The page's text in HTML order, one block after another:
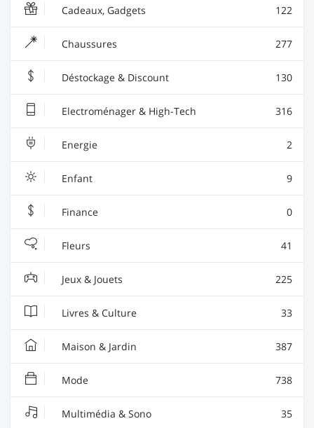
Cadeaux, Gadgets 122
Chaussures 277
Déstockage & Discount 130
Electroménager & High-Tech 316
Energie 2
Enfant 9
Finance 0
Fleurs 41
Jeux & Jouets 225
Livres & Culture 33
Maison & Jardin 387
Mode 738
Multimédia & Sono 35